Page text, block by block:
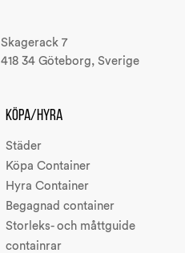
KÖPA/HYRA
Städer
Köpa Container
Hyra Container
Begagnad container
Storleks- och måttguide
containrar
Skagerack 7
418 34 Göteborg, Sverige